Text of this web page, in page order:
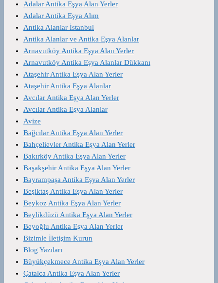
Adalar Antika Eşya Alan Yerler
Adalar Antika Eşya Alım
Antika Alanlar İstanbul
Antika Alanlar ve Antika Eşya Alanlar
Arnavutköy Antika Eşya Alan Yerler
Arnavutköy Antika Eşya Alanlar Dükkanı
Ataşehir Antika Eşya Alan Yerler
Ataşehir Antika Eşya Alanlar
Avcılar Antika Eşya Alan Yerler
Avcılar Antika Eşya Alanlar
Avize
Bağcılar Antika Eşya Alan Yerler
Bahçelievler Antika Eşya Alan Yerler
Bakırköy Antika Eşya Alan Yerler
Başakşehir Antika Eşya Alan Yerler
Bayrampaşa Antika Eşya Alan Yerler
Beşiktaş Antika Eşya Alan Yerler
Beykoz Antika Eşya Alan Yerler
Beylikdüzü Antika Eşya Alan Yerler
Beyoğlu Antika Eşya Alan Yerler
Bizimle İletişim Kurun
Blog Yazıları
Büyükçekmece Antika Eşya Alan Yerler
Çatalca Antika Eşya Alan Yerler